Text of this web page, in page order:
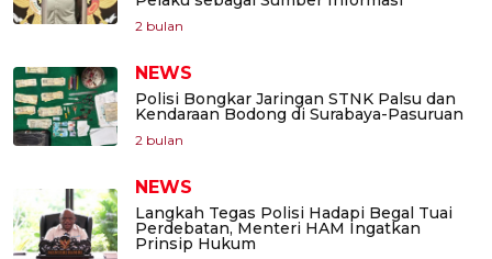
2 bulan
NEWS
Polisi Bongkar Jaringan STNK Palsu dan
Kendaraan Bodong di Surabaya-Pasuruan
2 bulan
NEWS
Langkah Tegas Polisi Hadapi Begal Tuai
Perdebatan, Menteri HAM Ingatkan
Prinsip Hukum